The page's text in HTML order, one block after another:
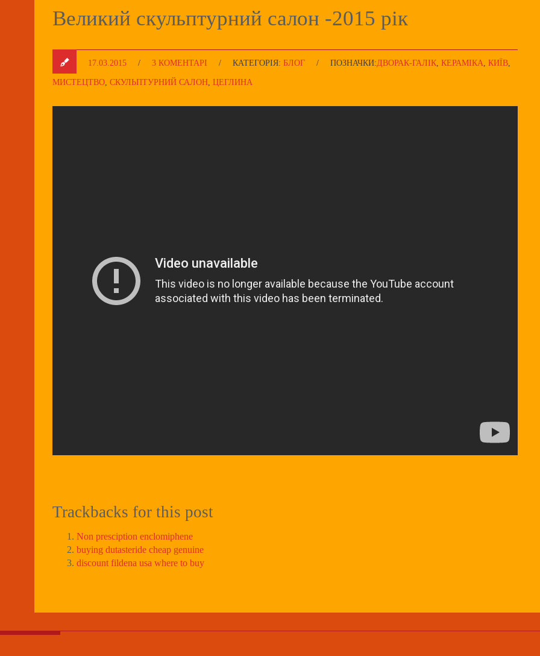
Великий скульптурний салон -2015 рік
17.03.2015 / 3 КОМЕНТАРІ / КАТЕГОРІЯ: БЛОГ / ПОЗНАЧКИ:ДВОРАК-ГАЛІК, КЕРАМІКА, КИЇВ,
МИСТЕЦТВО, СКУЛЬПТУРНИЙ САЛОН, ЦЕГЛИНА
Trackbacks for this post
Non presciption enclomiphene
buying dutasteride cheap genuine
discount fildena usa where to buy